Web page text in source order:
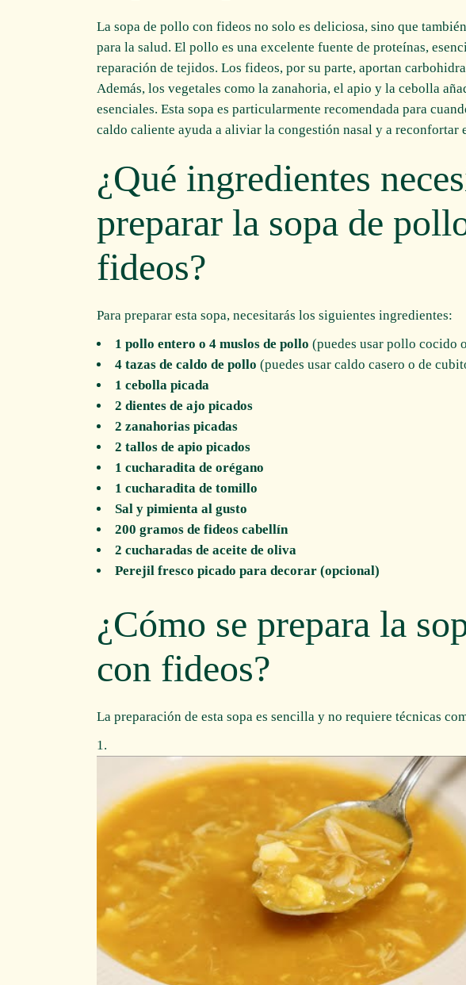
La sopa de pollo con fideos no solo es deliciosa, sino que
para la salud. El pollo es una excelente fuente de proteínas,
reparación de tejidos. Los fideos, por su parte, aportan
Además, los vegetales como la zanahoria, el apio y la cebolla
esenciales. Esta sopa es particularmente recomendada para
caldo caliente ayuda a aliviar la congestión nasal y a reconfortar
¿Qué ingredientes
preparar la sopa de
fideos?
Para preparar esta sopa, necesitarás los siguientes ingredientes:
1 pollo entero o 4 muslos de pollo (puedes usar pollo cocido
4 tazas de caldo de pollo (puedes usar caldo casero o de
1 cebolla picada
2 dientes de ajo picados
2 zanahorias picadas
2 tallos de apio picados
1 cucharadita de orégano
1 cucharadita de tomillo
Sal y pimienta al gusto
200 gramos de fideos cabellín
2 cucharadas de aceite de oliva
Perejil fresco picado para decorar (opcional)
¿Cómo se prepara la
con fideos?
La preparación de esta sopa es sencilla y no requiere técnicas